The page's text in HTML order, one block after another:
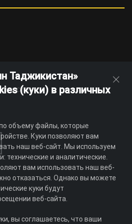
Таджикистан»
(куки) в различных
объему файлы, которые
Куки позволяют вам
наш веб-сайт. Мы используем
технические и аналитические.
вам использовать наш веб-
отказаться. Однако вы можете
куки будут
веб-сайта.
вы соглашаетесь, что ваши